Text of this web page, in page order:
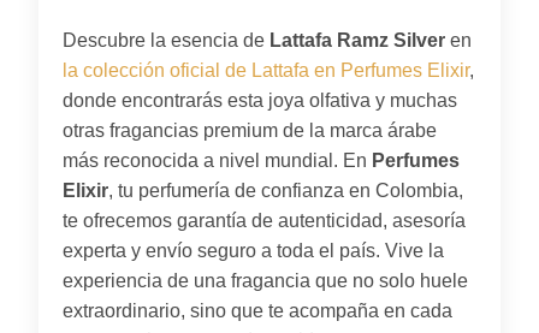
Descubre la esencia de Lattafa Ramz Silver en
la colección oficial de Lattafa en Perfumes Elixir,
donde encontrarás esta joya olfativa y muchas
otras fragancias premium de la marca árabe
más reconocida a nivel mundial. En Perfumes
Elixir, tu perfumería de confianza en Colombia,
te ofrecemos garantía de autenticidad, asesoría
experta y envío seguro a toda el país. Vive la
experiencia de una fragancia que no solo huele
extraordinario, sino que te acompaña en cada